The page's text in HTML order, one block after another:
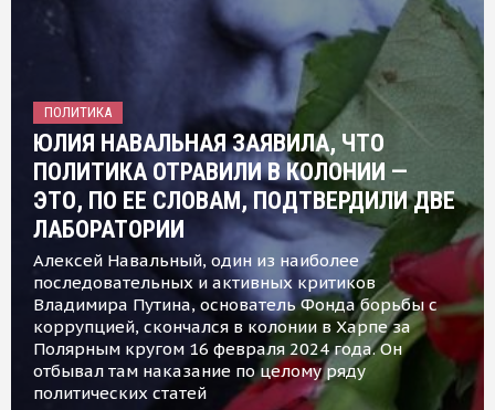
ПОЛИТИКА
ЮЛИЯ НАВАЛЬНАЯ ЗАЯВИЛА, ЧТО
ПОЛИТИКА ОТРАВИЛИ В КОЛОНИИ —
ЭТО, ПО ЕЕ СЛОВАМ, ПОДТВЕРДИЛИ ДВЕ
ЛАБОРАТОРИИ
Алексей Навальный, один из наиболее
последовательных и активных критиков
Владимира Путина, основатель Фонда борьбы с
коррупцией, скончался в колонии в Харпе за
Полярным кругом 16 февраля 2024 года. Он
отбывал там наказание по целому ряду
политических статей